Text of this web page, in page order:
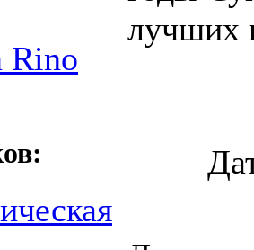
Rino
лучших